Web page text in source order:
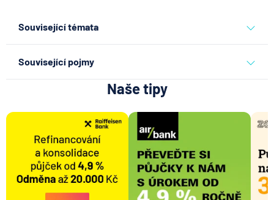
Související témata
Související pojmy
Česká asociace pojišťoven (ČAP)
Naše tipy